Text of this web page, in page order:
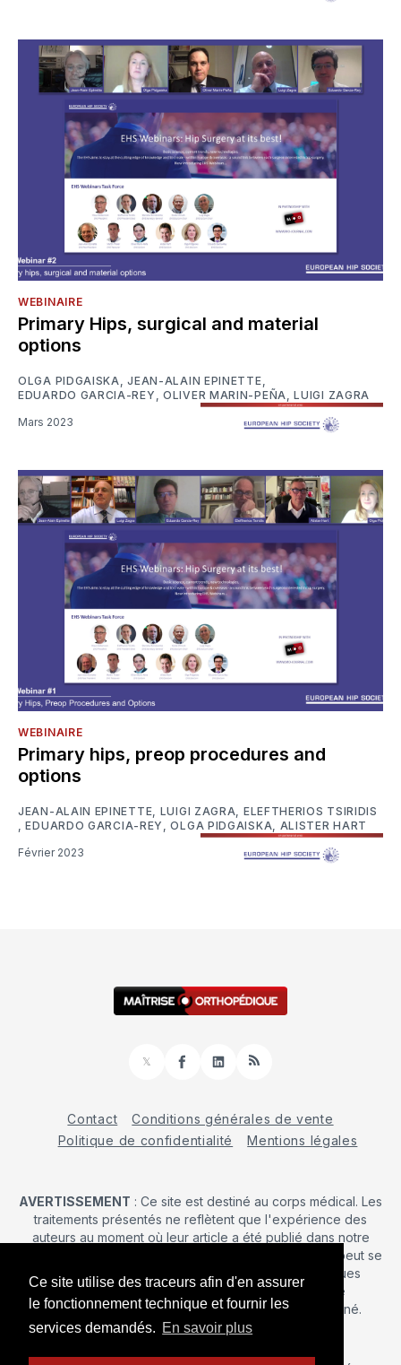
Ce site utilise des traceurs afin d'en assurer
le fonctionnement technique et fournir les
services demandés. En savoir plus
WEBINAIRE
Primary Hips, surgical and material
options
OLGA PIDGAISKA,JEAN-ALAIN EPINETTE,
EDUARDO GARCIA-REY ,OLIVER MARIN-PEÑA,LUIGI ZAGRA
Mars 2023
WEBINAIRE
Primary hips, preop procedures and
options
JEAN-ALAIN EPINETTE, LUIGI ZAGRA, ELEFTHERIOS TSIRIDIS
,EDUARDO GARCIA-REY ,OLGA PIDGAISKA, ALISTER HART
Février 2023
𝕏
FacebookLinkedInRSS
Contact
Conditions générales de vente
Politique de confidentialité
Mentions légales
AVERTISSEMENT : Ce site est destiné au corps médical. Les
traitements présentés ne reflètent que l'expérience des
auteurs au moment où leur article a été publié dans notre
journal. La décision d’une intervention chirurgicale ne peut se
prendre qu'après un examen clinique. Les techniques
publiées ici ne sauraient justifier une quelconque
revendication de la part d'un soignant ou d'un soigné.